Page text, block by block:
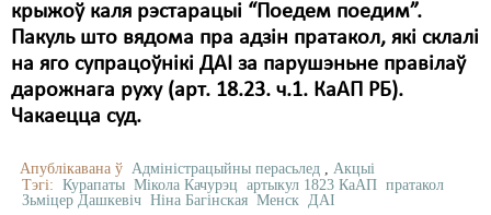
крыжоў каля рэстарацыі “Поедем поедим”.
Пакуль што вядома пра адзін пратакол, які склалі
на яго супрацоўнікі ДАІ за парушэньне правілаў
дарожнага руху (арт. 18.23. ч.1. КаАП РБ).
Чакаецца суд.
Апублікавана ў Адміністрацыйны перасьлед , Акцыі
Тэгі: Курапаты Мікола Качурэц артыкул 1823 КаАП пратакол
Зьміцер Дашкевіч Ніна Багінская Менск ДАІ
Мірныя сходы
Палітвязьні
Праваабаронцы
Правы дзіцяці
Пэнітэнцыярная сыстэма